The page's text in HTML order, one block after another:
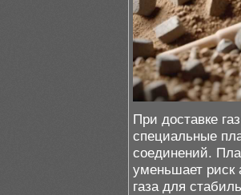
При доставке
специальные
соединений.
уменьшает риск
газа для